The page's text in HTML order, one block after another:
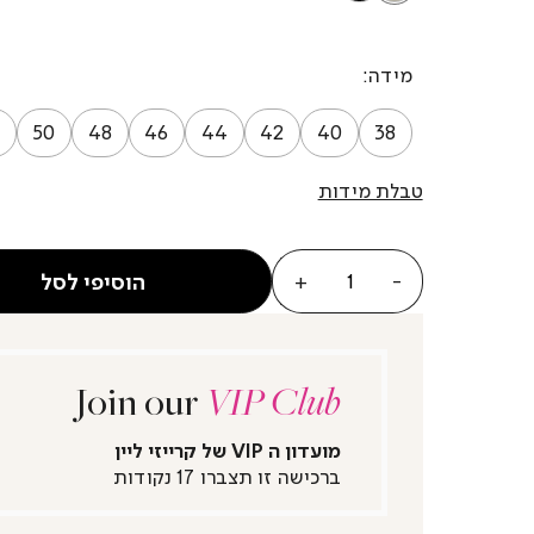
מידה
38
40
42
44
46
48
50
טבלת מידות
הוסיפי לסל
Join ourVIP Club
מועדון ה VIP של קרייזי ליין
ברכישה זו תצברו 17 נקודות